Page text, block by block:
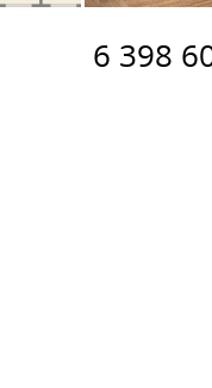
6 398